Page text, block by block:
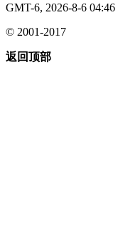
GMT-6, 2026-8-6 04:46
© 2001-2017
返回顶部